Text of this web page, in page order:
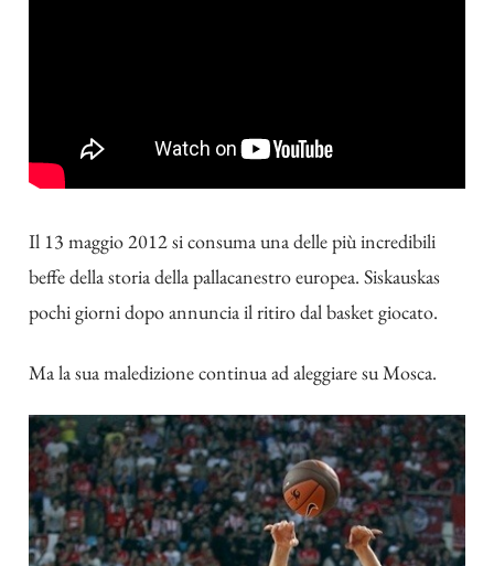
Il 13 maggio 2012 si consuma una delle più incredibili
beffe della storia della pallacanestro europea. Siskauskas
pochi giorni dopo annuncia il ritiro dal basket giocato.
Ma la sua maledizione continua ad aleggiare su Mosca.